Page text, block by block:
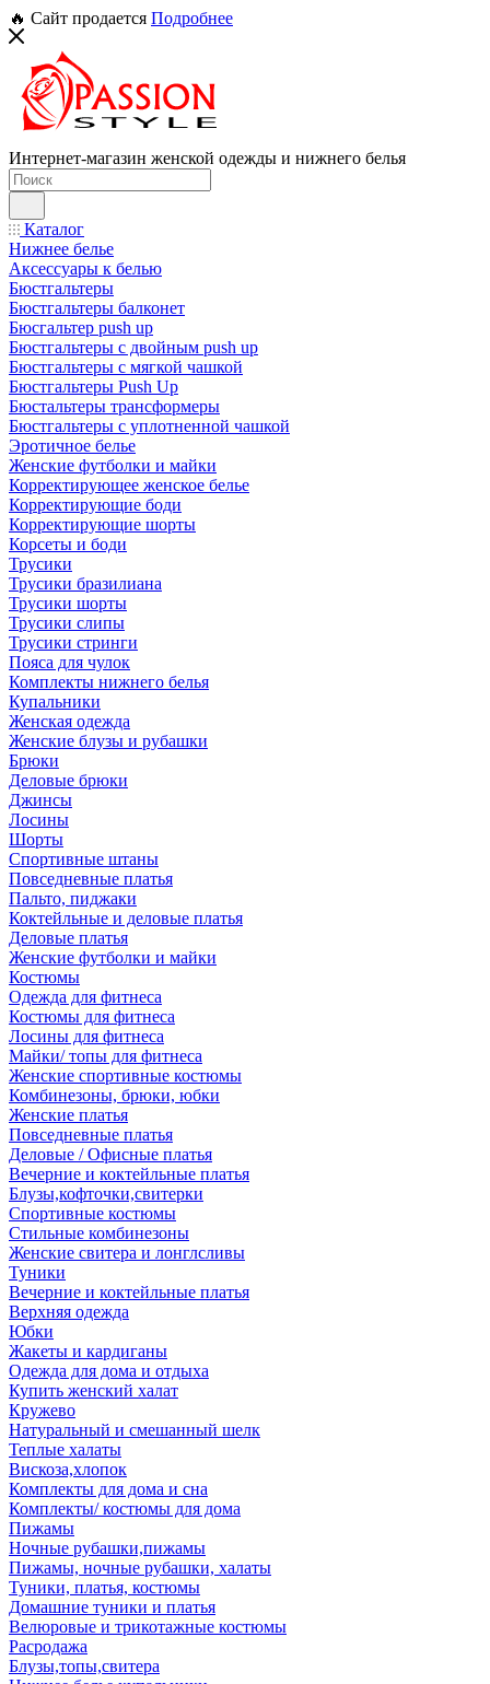
🔥 Сайт продается Подробнее
Интернет-магазин женской одежды и нижнего белья
Каталог
Нижнее белье
Аксессуары к белью
Бюстгальтеры
Бюстгальтеры балконет
Бюсгальтер push up
Бюстгальтеры с двойным push up
Бюстгальтеры с мягкой чашкой
Бюстгальтеры Push Up
Бюстальтеры трансформеры
Бюстгальтеры с уплотненной чашкой
Эротичное белье
Женские футболки и майки
Корректирующее женское белье
Корректирующие боди
Корректирующие шорты
Корсеты и боди
Трусики
Трусики бразилиана
Трусики шорты
Трусики слипы
Трусики стринги
Пояса для чулок
Комплекты нижнего белья
Купальники
Женская одежда
Женские блузы и рубашки
Брюки
Деловые брюки
Джинсы
Лосины
Шорты
Спортивные штаны
Повседневные платья
Пальто, пиджаки
Коктейльные и деловые платья
Деловые платья
Женские футболки и майки
Костюмы
Одежда для фитнеса
Костюмы для фитнеса
Лосины для фитнеса
Майки/ топы для фитнеса
Женские спортивные костюмы
Комбинезоны, брюки, юбки
Женские платья
Повседневные платья
Деловые / Офисные платья
Вечерние и коктейльные платья
Блузы,кофточки,свитерки
Спортивные костюмы
Стильные комбинезоны
Женские свитера и лонглсливы
Туники
Вечерние и коктейльные платья
Верхняя одежда
Юбки
Жакеты и кардиганы
Одежда для дома и отдыха
Купить женский халат
Кружево
Натуральный и смешанный шелк
Теплые халаты
Вискоза,хлопок
Комплекты для дома и сна
Комплекты/ костюмы для дома
Пижамы
Ночные рубашки,пижамы
Пижамы, ночные рубашки, халаты
Туники, платья, костюмы
Домашние туники и платья
Велюровые и трикотажные костюмы
Расродажа
Блузы,топы,свитера